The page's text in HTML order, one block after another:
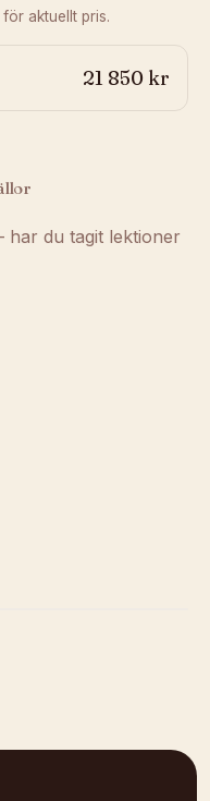
aktuellt pris.
21 850 kr
du tagit lektioner